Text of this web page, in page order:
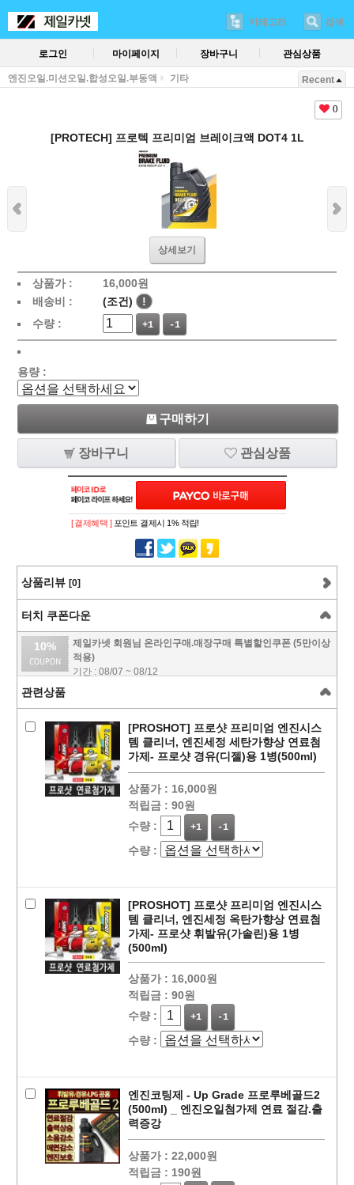
카테고리 검색
로그인 마이페이지 장바구니 관심상품
엔진오일.미션오일.합성오일.부동액 기타 Recent
0
[PROTECH] 프로텍 프리미엄 브레이크액 DOT4 1L
상세보기
상품가 : 16,000원
배송비 :
(조건)
!
수량 :
+1 -1
용량 :
구매하기
장바구니 관심상품
PAYCO 바로
[ 결제혜택 ] 포인트 결제시 1% 적립!
상품리뷰 [0]
터치 쿠폰다운
10%
제일카넷 회원님 온라인구매.매장구매 특별할인쿠폰 (5만이상
적용)
기간 : 08/07 ~ 08/12
관련상품
[PROSHOT] 프로샷 프리미엄 엔진시스
템 클리너, 엔진세정 세탄가향상 연료첨
가제- 프로샷 경유(디젤)용 1병(500ml)
상품가 : 16,000원
적립금 : 90원
수량 :
+1 -1
수량 :
[PROSHOT] 프로샷 프리미엄 엔진시스
템 클리너, 엔진세정 옥탄가향상 연료첨
가제- 프로샷 휘발유(가솔린)용 1병
(500ml)
상품가 : 16,000원
적립금 : 90원
수량 :
+1 -1
수량 :
엔진코팅제 - Up Grade 프로루베골드2
(500ml) _ 엔진오일첨가제 연료 절감.출
력증강
상품가 : 22,000원
적립금 : 190원